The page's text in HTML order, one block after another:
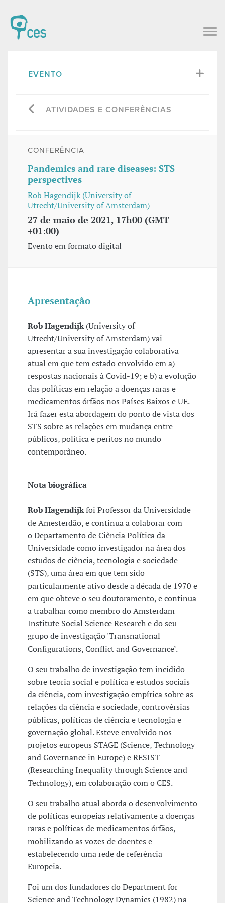
EVENTO
ATIVIDADES E CONFERÊNCIAS
CONFERÊNCIA
Pandemics and rare diseases: STS
perspectives
Rob Hagendijk (University of
Utrecht/University of Amsterdam)
27 de maio de 2021, 17h00 (GMT
+01:00)
Evento em formato digital
Apresentação
Rob Hagendijk(University of
Utrecht/University of Amsterdam) vai
apresentar a sua investigação colaborativa
atual em que tem estado envolvido em a)
respostas nacionais à Covid-19; e b) a evolução
das políticas em relação a doenças raras e
medicamentos órfãos nos Países Baixos e UE.
Irá fazer esta abordagem do ponto de vista dos
STS sobre as relações em mudança entre
públicos, política e peritos no mundo
contemporâneo.
Nota biográfica
Rob Hagendijkfoi Professor da Universidade
de Amesterdão, e continua a colaborar com
o Departamento de Ciência Política da
Universidade como investigador na área dos
estudos de ciência, tecnologia e sociedade
(STS), uma área em que tem sido
particularmente ativo desde a década de 1970 e
em que obteve o seu doutoramento, e continua
a trabalhar como membro do Amsterdam
Institute Social Science Research e do seu
grupo de investigação 'Transnational
Configurations, Conflict and Governance’.
O seu trabalho de investigação tem incidido
sobre teoria social e política e estudos sociais
da ciência, com investigação empírica sobre as
relações da ciência e sociedade, controvérsias
públicas, políticas de ciência e tecnologia e
governação global. Esteve envolvido nos
projetos europeus STAGE (Science, Technology
and Governance in Europe) e RESIST
(Researching Inequality through Science and
Technology), em colaboração com o CES.
O seu trabalho atual aborda o desenvolvimento
de políticas europeias relativamente a doenças
raras e políticas de medicamentos órfãos,
mobilizando as vozes de doentes e
estabelecendo uma rede de referência
Europeia.
Foi um dos fundadores do Department for
Science and Technology Dynamics (1982) na